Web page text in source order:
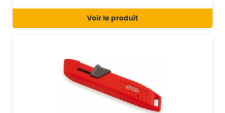
Voir le produit